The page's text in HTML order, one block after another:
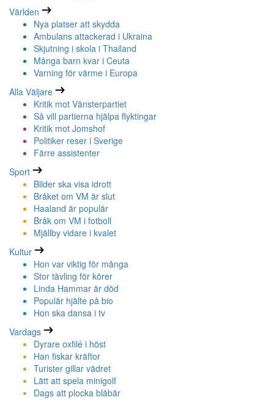
Världen
Nya platser att skydda
Ambulans attackerad i Ukraina
Skjutning i skola i Thailand
Många barn kvar i Ceuta
Varning för värme i Europa
Alla Väljare
Kritik mot Vänsterpartiet
Så vill partierna hjälpa flyktingar
Kritik mot Jomshof
Politiker reser i Sverige
Färre assistenter
Sport
Bilder ska visa idrott
Bråket om VM är slut
Haaland är populär
Bråk om VM i fotboll
Mjällby vidare i kvalet
Kultur
Hon var viktig för många
Stor tävling för körer
Linda Hammar är död
Populär hjälte på bio
Hon ska dansa i tv
Vardags
Dyrare oxfilé i höst
Han fiskar kräftor
Turister gillar vädret
Lätt att spela minigolf
Dags att plocka blåbär